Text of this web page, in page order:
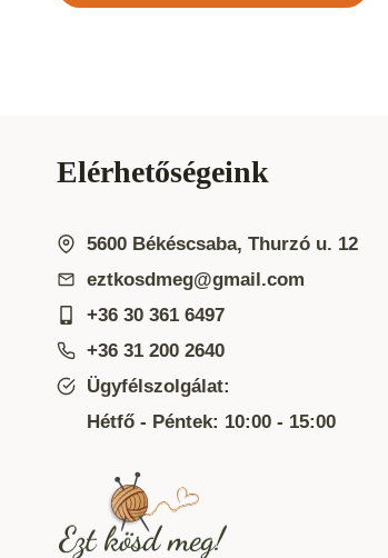
Elérhetőségeink
5600 Békéscsaba, Thurzó u. 12
eztkosdmeg@gmail.com
+36 30 361 6497
+36 31 200 2640
Ügyfélszolgálat:
Hétfő - Péntek: 10:00 - 15:00